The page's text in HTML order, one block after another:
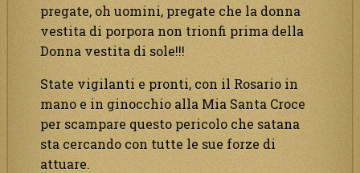
pregate, oh uomini, pregate che la donna
vestita di porpora non trionfi prima della
Donna vestita di sole!!!
State vigilanti e pronti, con il Rosario in
mano e in ginocchio alla Mia Santa Croce
per scampare questo pericolo che satana
sta cercando con tutte le sue forze di
attuare.